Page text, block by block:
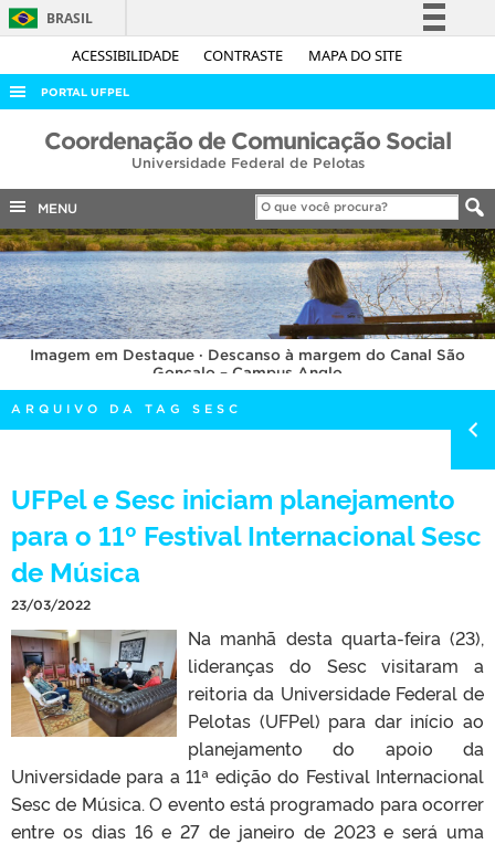
ACESSIBILIDADE CONTRASTE MAPA DO SITE
BRASIL
Simplifique!
Acesso à informação
Legislação
Canais
PORTAL UFPEL
ACESSO À INFORMAÇÃO
COBALTO
CONCURSOS
EDITAIS
INTERNACIONAL
OUVIDORIA
PORTARIAS
TELEFONES
Coordenação de Comunicação Social
Universidade Federal de Pelotas
MENU
Imagem em Destaque · Descanso à margem do Canal São
Gonçalo – Campus Anglo
ARQUIVO DA TAG SESC
UFPel e Sesc iniciam planejamento
para o 11º Festival Internacional Sesc
de Música
23/03/2022
Na manhã desta quarta-feira (23),
lideranças do Sesc visitaram a
reitoria da Universidade Federal de
Pelotas (UFPel) para dar início ao
planejamento do apoio da
Universidade para a 11ª edição do Festival Internacional
Sesc de Música. O evento está programado para ocorrer
entre os dias 16 e 27 de janeiro de 2023 e será uma